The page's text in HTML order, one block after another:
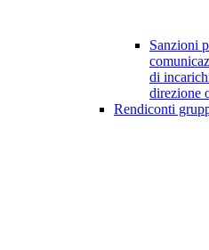
Sanzioni
di
direzione
Rendiconti